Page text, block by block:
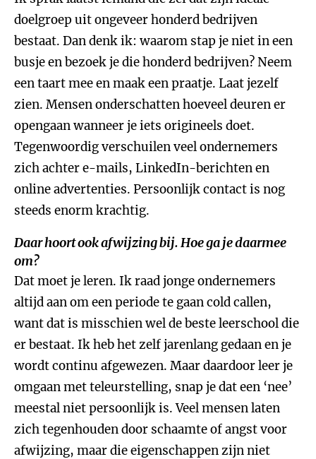
doelgroep uit ongeveer honderd bedrijven
bestaat. Dan denk ik: waarom stap je niet in een
busje en bezoek je die honderd bedrijven? Neem
een taart mee en maak een praatje. Laat jezelf
zien. Mensen onderschatten hoeveel deuren er
opengaan wanneer je iets origineels doet.
Tegenwoordig verschuilen veel ondernemers
zich achter e-mails, LinkedIn-berichten en
online advertenties. Persoonlijk contact is nog
steeds enorm krachtig.
Daar hoort ook afwijzing bij. Hoe ga je daarmee
om?
Dat moet je leren. Ik raad jonge ondernemers
altijd aan om een periode te gaan cold callen,
want dat is misschien wel de beste leerschool die
er bestaat. Ik heb het zelf jarenlang gedaan en je
wordt continu afgewezen. Maar daardoor leer je
omgaan met teleurstelling, snap je dat een ‘nee’
meestal niet persoonlijk is. Veel mensen laten
zich tegenhouden door schaamte of angst voor
afwijzing, maar die eigenschappen zijn niet